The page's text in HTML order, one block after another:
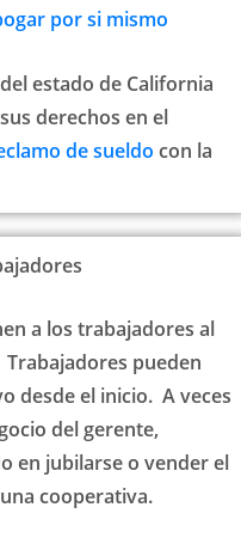
por si mismo
del estado de California
derechos en el
de sueldo con la
a los trabajadores al
pueden
desde el inicio. A veces
del gerente,
en jubilarse o vender el
cooperativa.